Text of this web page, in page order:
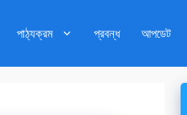
পাঠ্যক্রম প্রবন্ধ আপডেট